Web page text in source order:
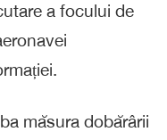
a focului de
măsura dobărârii